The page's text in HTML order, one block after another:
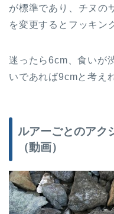
が標準であり、チヌの
を変更するとフッキン
迷ったら6cm、食いが
いであれば9cmと考え
ルアーごとのアク
（動画）